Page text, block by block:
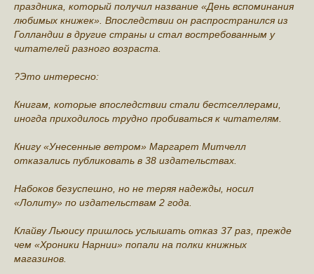
праздника, который получил название «День вспоминания
любимых книжек». Впоследствии он распространился из
Голландии в другие страны и стал востребованным у
читателей разного возраста.
?Это интересно:
Книгам, которые впоследствии стали бестселлерами,
иногда приходилось трудно пробиваться к читателям.
Книгу «Унесенные ветром» Маргарет Митчелл
отказались публиковать в 38 издательствах.
Набоков безуспешно, но не теряя надежды, носил
«Лолиту» по издательствам 2 года.
Клайву Льюису пришлось услышать отказ 37 раз, прежде
чем «Хроники Нарнии» попали на полки книжных
магазинов.